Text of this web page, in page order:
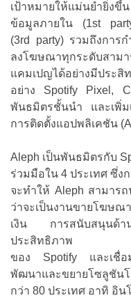
เป้าหมายให้แม่นยำยิ่งขึ้
ข้อมูลภายใน (1st
(3rd party) รวมถึงการ
ลงโฆษณาทุกระดับส
แคมเปญได้อย่างมีปร
อย่าง Spotify Pixel,
พันธมิตรชั้นนำ และเพิ่ม
การติดตั้งแอปพลิเคชัน
Aleph เป็นพันธมิตรกับ
ร่วมมือใน 4 ประเทศ ซึ่
จะทำให้ Aleph สามารถ
ว่าจะเป็นงานขายโฆษณ
เงิน การสนับสนุนด้า
ประสิทธิภาพ เพื่อ
ของ Spotify และเชื่อ
พัฒนาและขยายโซลูชั
กว่า 80 ประเทศ อาทิ อิน